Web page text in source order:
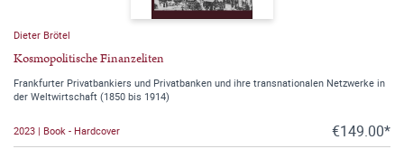
Dieter Brötel
Kosmopolitische Finanzeliten
Frankfurter Privatbankiers und Privatbanken und ihre transnationalen Netzwerke in
der Weltwirtschaft (1850 bis 1914)
2023 | Book - Hardcover €149.00*